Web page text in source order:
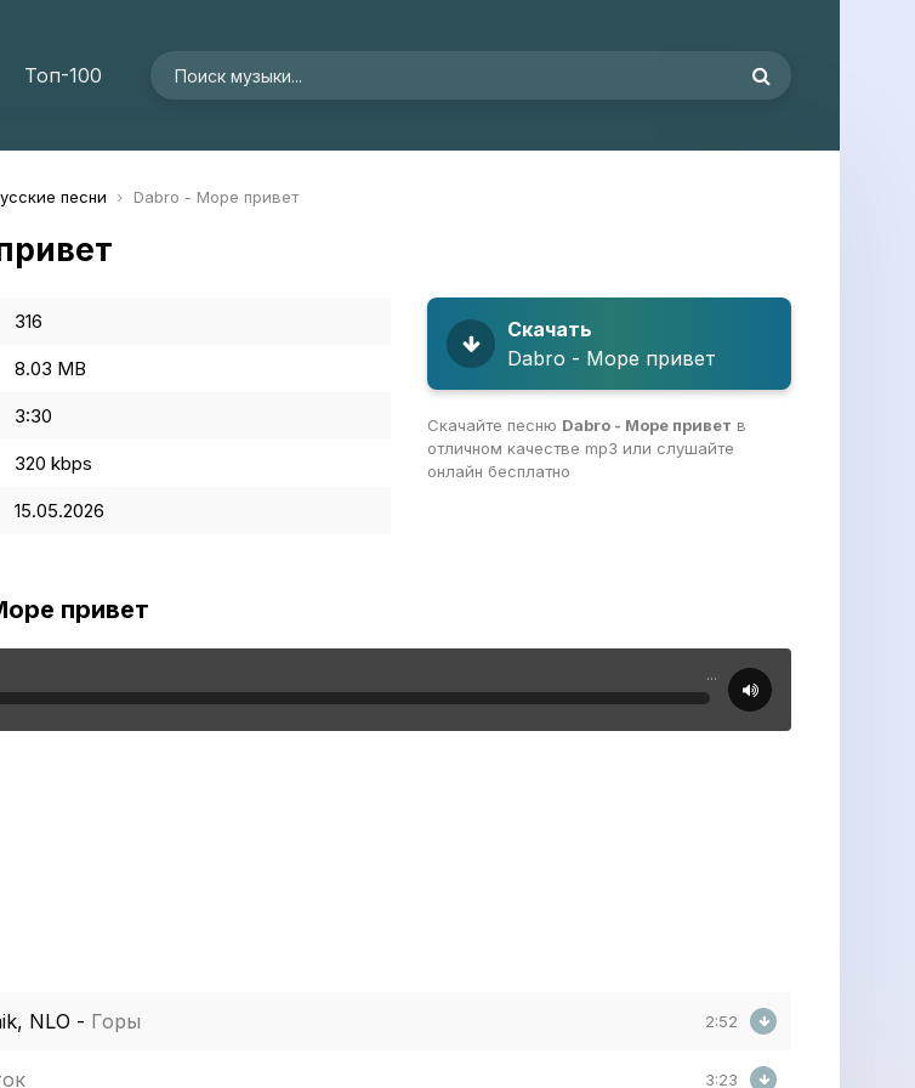
Топ-100
песни Dabro - Море привет
316
8.03 MB
3:30
320 kbps
15.05.2026
Скачать
Dabro - Море привет
Скачайте песню Dabro - Море привет в
отличном качестве mp3 или слушайте
онлайн бесплатно
привет
...
NLO - Горы 2:52
3:23